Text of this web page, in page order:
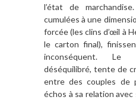
l’état de
cumuléesàune
forcée (les clins d’œil à
le carton final),
inconséquent. Le
déséquilibré, tente de cr
entre des couples de
échos à sa relation avec